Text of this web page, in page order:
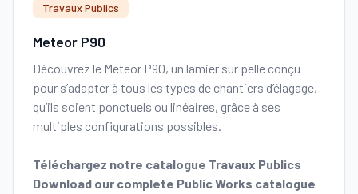
Travaux Publics
Meteor P90
Découvrez le Meteor P90, un lamier sur pelle conçu
pour s’adapter à tous les types de chantiers d’élagage,
qu’ils soient ponctuels ou linéaires, grâce à ses
multiples configurations possibles.
Téléchargez notre catalogue Travaux Publics
Download our complete Public Works catalogue